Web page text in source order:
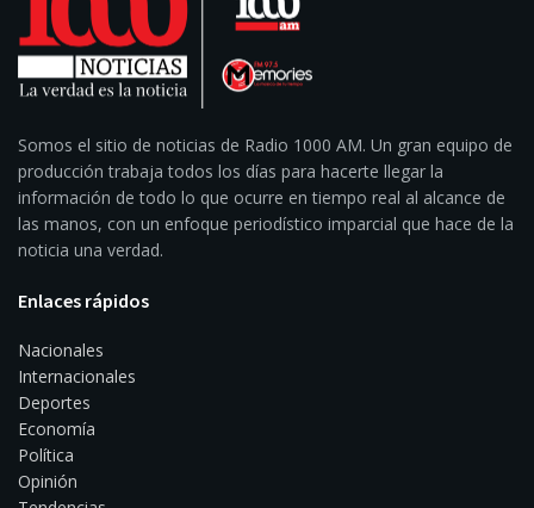
Somos el sitio de noticias de Radio 1000 AM. Un gran equipo de
producción trabaja todos los días para hacerte llegar la
información de todo lo que ocurre en tiempo real al alcance de
las manos, con un enfoque periodístico imparcial que hace de la
noticia una verdad.
Enlaces rápidos
Nacionales
Internacionales
Deportes
Economía
Política
Opinión